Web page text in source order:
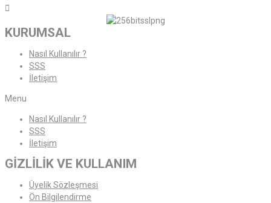
KURUMSAL
Nasıl Kullanılır ?
SSS
İletişim
Menu
Nasıl Kullanılır ?
SSS
İletişim
GİZLİLİK VE KULLANIM
Üyelik Sözleşmesi
Ön Bilgilendirme